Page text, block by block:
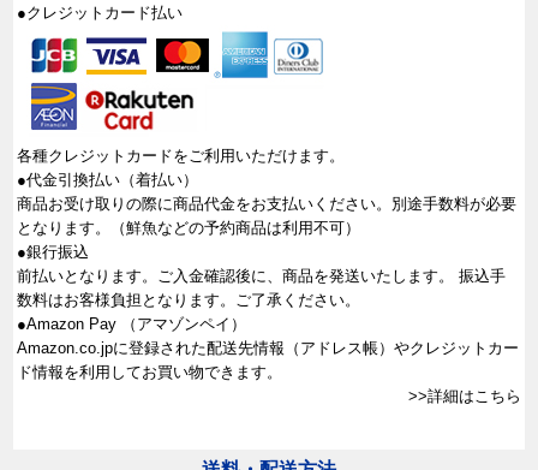
●クレジットカード払い
各種クレジットカードをご利用いただけます。
●代金引換払い（着払い）
商品お受け取りの際に商品代金をお支払いください。別途手数料が必要
となります。（鮮魚などの予約商品は利用不可）
●銀行振込
前払いとなります。ご入金確認後に、商品を発送いたします。 振込手
数料はお客様負担となります。ご了承ください。
●Amazon Pay （アマゾンペイ）
Amazon.co.jpに登録された配送先情報（アドレス帳）やクレジットカー
ド情報を利用してお買い物できます。
>>詳細はこちら